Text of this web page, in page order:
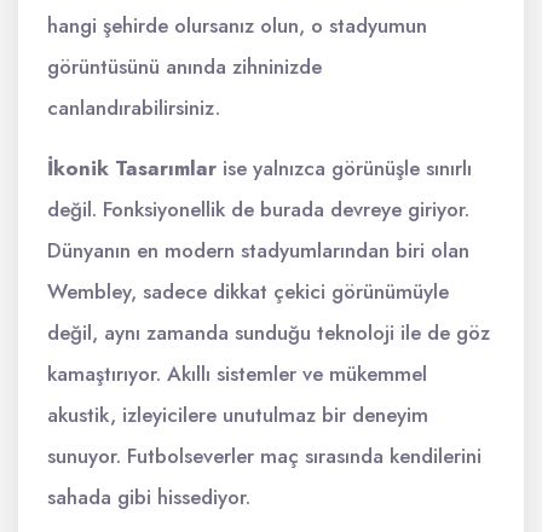
hangi şehirde olursanız olun, o stadyumun
görüntüsünü anında zihninizde
canlandırabilirsiniz.
İkonik Tasarımlar ise yalnızca görünüşle sınırlı
değil. Fonksiyonellik de burada devreye giriyor.
Dünyanın en modern stadyumlarından biri olan
Wembley, sadece dikkat çekici görünümüyle
değil, aynı zamanda sunduğu teknoloji ile de göz
kamaştırıyor. Akıllı sistemler ve mükemmel
akustik, izleyicilere unutulmaz bir deneyim
sunuyor. Futbolseverler maç sırasında kendilerini
sahada gibi hissediyor.